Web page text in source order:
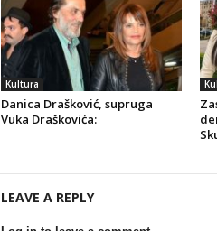
Kultura
Danica Drašković, supruga
Vuka Draškovića:
LEAVE A REPLY